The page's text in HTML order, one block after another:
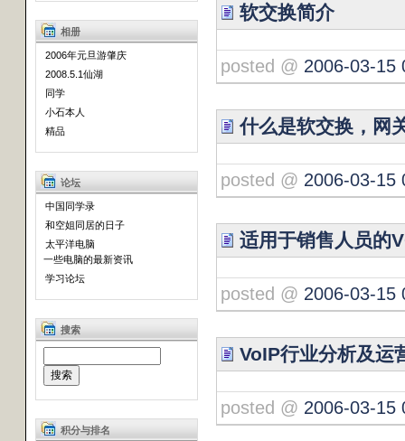
相册
2006年元旦游肇庆
2008.5.1仙湖
同学
小石本人
精品
论坛
中国同学录
和空姐同居的日子
太平洋电脑
一些电脑的最新资讯
学习论坛
搜索
积分与排名
软交换简介
posted @ 2006-03-15
什么是软交换，网
posted @ 2006-03-15
适用于销售人员的
posted @ 2006-03-15
VoIP行业分析及运
posted @ 2006-03-15